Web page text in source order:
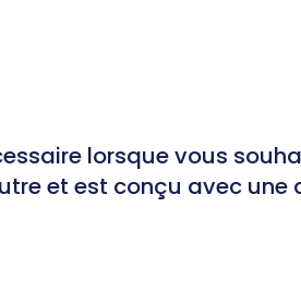
lorsque vous
et est conçu avec une